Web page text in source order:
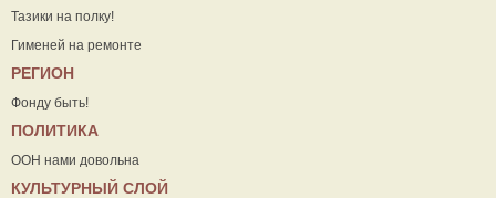
Тазики на полку!
Гименей на ремонте
РЕГИОН
Фонду быть!
ПОЛИТИКА
ООН нами довольна
КУЛЬТУРНЫЙ СЛОЙ